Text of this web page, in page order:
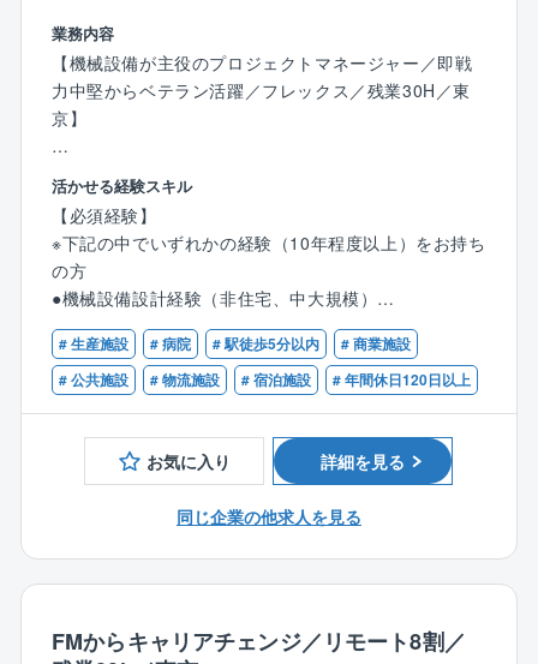
コアタイムありフレックス制
＜残業＞平均30時間（定時7.5時間）
い技術力を持つ技術者が集まっています。
単なる調整役ではなく、技術者としての高い知見やス
キルを活かせるフィールドがございます。
●「役職がいない」ニューノーマルな組織形態
風通しがよく「エンゲージメント」が高い職場環境で
す。
●離職率1.8％
●コアタイムなしのフルフレックス勤務
AM5:00～22:00の間で自由な時間に勤務ができます。
1日の労働時間も1h～（1hで終了してもOK）自由に設
定できるため、ライフスタイルに合わせて柔軟な働き
方が可能です。
●残業時間
全社平均20時間未満、繁忙期でも30時間程度です。
●在宅勤務も活用可
●75歳まで勤務可
定年65歳で再雇用が10年となるため、最長で75歳まで
業務内容
【機械設備が主役のプロジェクトマネージャー／即戦
力中堅からベテラン活躍／フレックス／残業30H／東
京】
同社のプロジェクトマネジメントは、顧客の事業計画
段階から携わる案件もあります。
建物を建てることがゴールではなく、場合によっては
その建物を通じて得られる収益や地域貢献性など、企
業の事業性や社会課題を解決することを念頭に置いた
提案を行います。
【設備エンジニアが主役のプロジェクトマネージャ
ー】
環境事業に力を入れる同社ならではのプロジェクトマ
ネージャー職。
プロジェクトマネージャーと言えば、意匠担当や建築
全般の担当がメインとなってプロジェクトを動かして
いくことがほとんどですが、同社では設備エンジニア
が中心となって担当する案件が多くあります。
それは環境事業に力を入れている同社ならではのレア
材を募集しています。
活かせる経験スキル
【必須経験】
※下記の中でいずれかの経験（10年程度以上）をお持ち
の方
●機械設備設計経験（非住宅、中大規模）
●CM会社、設計事務所等での機械設備CM、PMのご経
験
●デベロッパー、自治体等での機械設備に関するPMの
ご経験
【必須資格】
※下記いずれかの資格をお持ちの方
●一級建築士
●設備設計一級建築士
●認定ファシリティマネジャー（CFMJ）
●再開発プランナー
# 生産施設 # 病院 # 駅徒歩5分以内
# 商業施設
# 公共施設
# 物流施設 # 宿泊施設 # 年間休日120日以上
お気に入り 詳細を見る
同じ企業の他求人を見る
FMからキャリアチェンジ／リモート8割／